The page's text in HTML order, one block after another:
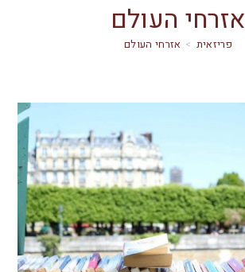
אזרחי העולם
> אזרחי העולם